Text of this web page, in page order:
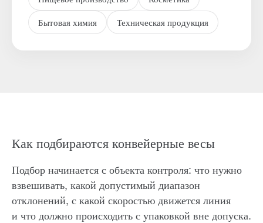
Бытовая химия
Техническая продукция
Как подбираются конвейерные весы
Подбор начинается с объекта контроля: что нужно
взвешивать, какой допустимый диапазон
отклонений, с какой скоростью движется линия
и что должно происходить с упаковкой вне допуска.